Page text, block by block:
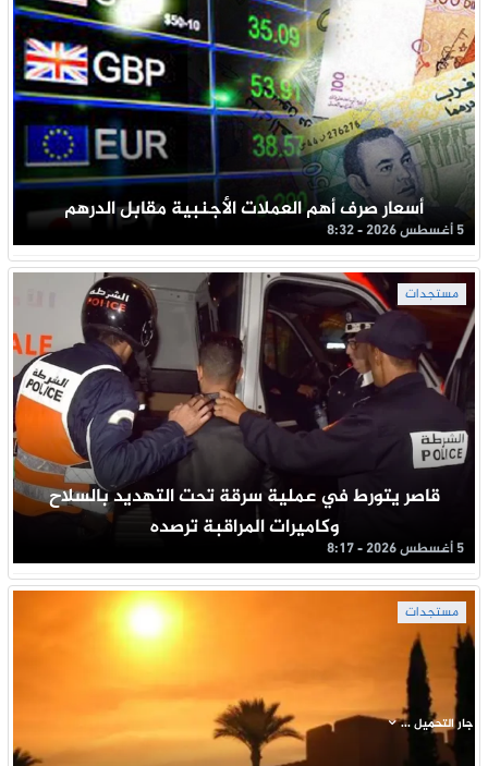
أسعار صرف أهم العملات الأجنبية مقابل الدرهم
5 أغسطس 2026 - 8:32
مستجدات
قاصر يتورط في عملية سرقة تحت التهديد بالسلاح
وكاميرات المراقبة ترصده
5 أغسطس 2026 - 8:17
مستجدات
جار التحميل ...